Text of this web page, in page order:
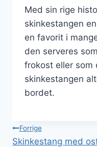
Med sin rige
skinkestangen
en favorit i
den serveres
frokost eller som
skinkestangen
bordet.
Forrige
Skinkestang med